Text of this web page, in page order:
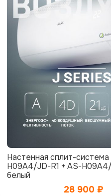
Настенная сплит-
H09A4/JD-R1 + AS-
белый
28 900 ₽